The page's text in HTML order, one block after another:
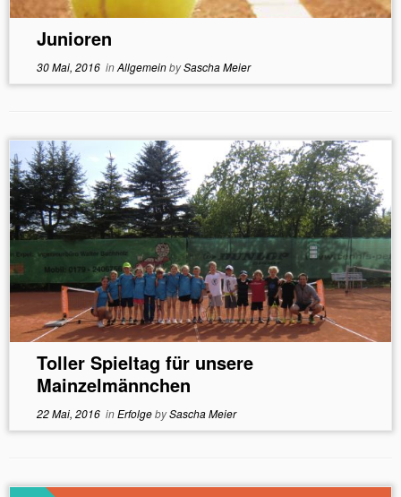
Junioren
30 Mai, 2016inAllgemeinbySascha Meier
Toller Spieltag für unsere
Mainzelmännchen
22 Mai, 2016inErfolgebySascha Meier